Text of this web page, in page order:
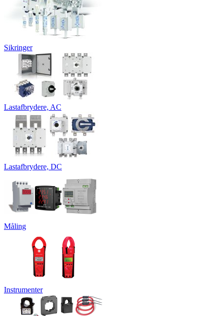
Sikringer
Lastafbrydere, AC
Lastafbrydere, DC
Måling
Instrumenter